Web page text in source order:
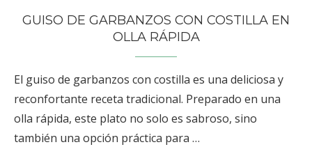
GUISO DE GARBANZOS CON COSTILLA EN
OLLA RÁPIDA
El guiso de garbanzos con costilla es una deliciosa y
reconfortante receta tradicional. Preparado en una
olla rápida, este plato no solo es sabroso, sino
también una opción práctica para …